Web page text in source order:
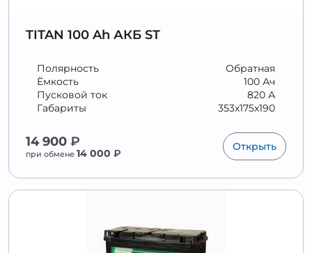
TITAN 100 Ah АКБ ST
Обратная
Полярность
100 Ач
Ёмкость
820 А
Пусковой ток
353x175x190
Габариты
14 900 ₽
при обмене 14 000 ₽
Открыть